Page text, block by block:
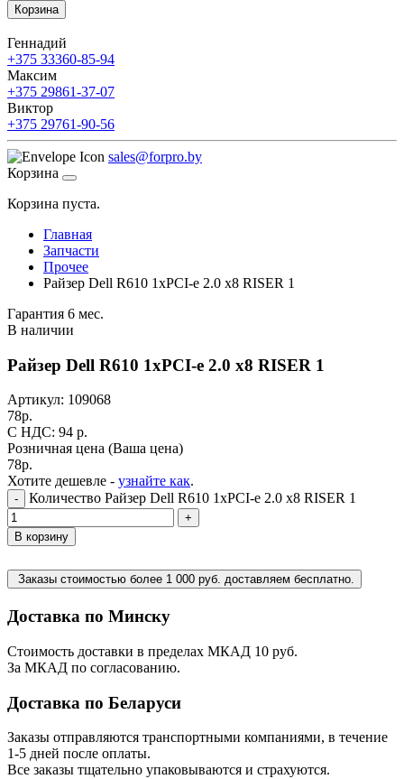
Корзина
Геннадий
+375 33360-85-94
Максим
+375 29861-37-07
Виктор
+375 29761-90-56
sales@forpro.by
Корзина
Корзина пуста.
Главная
Запчасти
Прочее
Райзер Dell R610 1xPCI-e 2.0 x8 RISER 1
Гарантия 6 мес.
В наличии
Райзер Dell R610 1xPCI-e 2.0 x8 RISER 1
Артикул: 109068
78р.
C НДС: 94 р.
Розничная цена (Ваша цена)
78р.
Хотите дешевле - узнайте как.
- Количество Райзер Dell R610 1xPCI-e 2.0 x8 RISER 1
+
В корзину
Заказы стоимостью более 1 000 руб. доставляем бесплатно.
Доставка по Минску
Стоимость доставки в пределах МКАД 10 руб.
За МКАД по согласованию.
Доставка по Беларуси
Заказы отправляются транспортными компаниями, в течение
1-5 дней после оплаты.
Все заказы тщательно упаковываются и страхуются.